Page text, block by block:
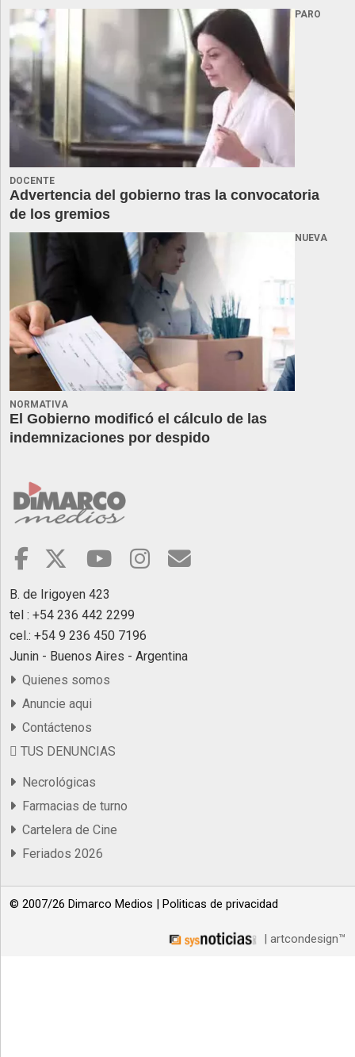
PARO
DOCENTE
Advertencia del gobierno tras la convocatoria
de los gremios
NUEVA
NORMATIVA
El Gobierno modificó el cálculo de las
indemnizaciones por despido
B. de Irigoyen 423
tel : +54 236 442 2299
cel.: +54 9 236 450 7196
Junin - Buenos Aires - Argentina
Quienes somos
Anuncie aqui
Contáctenos
TUS DENUNCIAS
Necrológicas
Farmacias de turno
Cartelera de Cine
Feriados 2026
© 2007/26 Dimarco Medios | Politicas de privacidad
| artcondesign™